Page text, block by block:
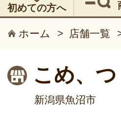
初めての方へ
ホーム > 店舗一覧
こめ、
新潟県魚沼市